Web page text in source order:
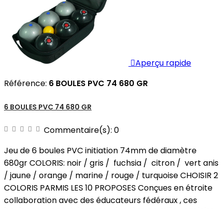
Aperçu rapide
Référence: 6 BOULES PVC 74 680 GR
6 BOULES PVC 74 680 GR
Commentaire(s): 0
Jeu de 6 boules PVC initiation 74mm de diamètre
680gr COLORIS: noir / gris / fuchsia / citron / vert anis
/ jaune / orange / marine / rouge / turquoise CHOISIR 2
COLORIS PARMIS LES 10 PROPOSES Conçues en étroite
collaboration avec des éducateurs fédéraux , ces